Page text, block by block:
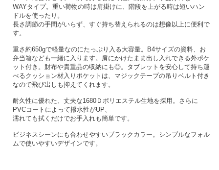
WAYタイプ。重い荷物の時は肩掛けに、階段を上がる時は短いハン
ドルを使ったり。
長さ調節の手間がいらず、すぐ持ち替えられるのは想像以上に便利で
す。
重さ約650gで軽量なのにたっぷり入る大容量。B4サイズの資料、お
弁当箱なども一緒に入ります。肩にかけたまま出し入れできる外ポケ
ット付き。財布や貴重品の収納にも◎。タブレットを安心して持ち運
べるクッション材入りポケットは、マジックテープの吊りベルト付き
なので飛び出しも抑えてくれます。
耐久性に優れた、丈夫な1680Ｄポリエステル生地を採用。さらに
PVCコートによって撥水性がUP、
濡れても拭くだけでお手入れも簡単です。
ビジネスシーンにも合わせやすいブラックカラー。シンプルなフォル
ムで使いやすいデザインです。